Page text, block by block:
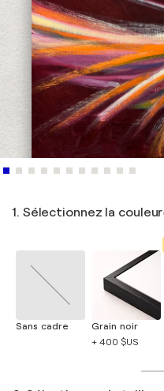
1. Sélectionnez la couleur
Sans cadre
Grain noir
+ 400 $US